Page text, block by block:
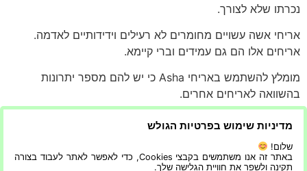
נכרתו שלא לצורך.
אריחי אשה עשויים מחומרים לא רעילים וידידותיים לאדמה.
אריחים אלו הם גם עמידים וברי קיימא.
מומלץ להשתמש באריחי Asha כי יש להם מספר יתרונות
בהשוואה לאריחים אחרים.
אריחי אשה הם תוספת נהדרת לכל בית או משרד. הם עשויים
מה שהופך אותם לידידותיים לסביבה. הם גם משדרים אווירה
מדיניות שימוש בפרטיות הגולש
שלום!
באתר זה אנו משתמשים בקבצי Cookies, כדי לאפשר לאתר לעבוד בצורה
תקינה ולשפר את חוויית הגלישה שלך.